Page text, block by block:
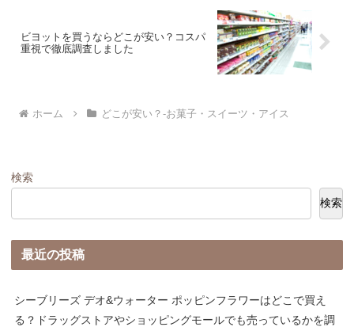
ビヨットを買うならどこが安い？コスパ
重視で徹底調査しました
ホーム どこが安い？-お菓子・スイーツ・アイス
検索
検索
最近の投稿
シーブリーズ デオ&ウォーター ポッピンフラワーはどこで買え
る？ドラッグストアやショッピングモールでも売っているかを調